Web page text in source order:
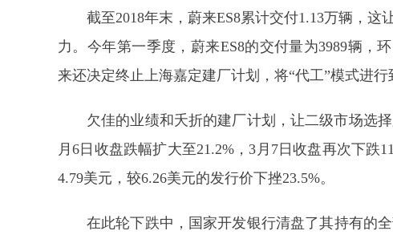
截至2018年末，蔚来ES8累计交付1.13万辆，
力。今年第一季度，蔚来ES8的交付量为3989辆，
来还决定终止上海嘉定建厂计划，将“代工”模式进行
欠佳的业绩和夭折的建厂计划，让二级市场选
月6日收盘跌幅扩大至21.2%，3月7日收盘再次下跌
4.79美元，较6.26美元的发行价下挫23.5%。
在此轮下跌中，国家开发银行清盘了其持有的